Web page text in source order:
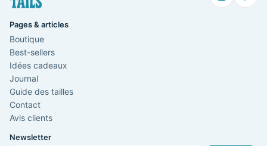
Pages & articles
Boutique
Best-sellers
Idées cadeaux
Journal
Guide des tailles
Contact
Avis clients
Newsletter